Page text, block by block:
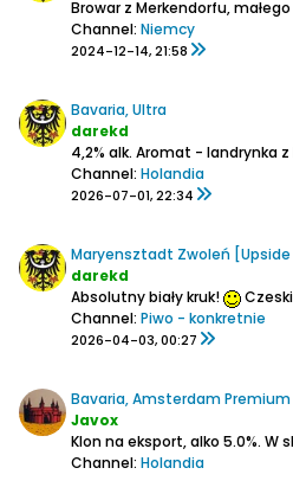
Channel: Niemcy
2024-12-14, 21:58
Bavaria, Ultra
darekd
4,2% alk. Aromat - landrynka z lekkim
Channel: Holandia
2026-07-01, 22:34
darekd
Absolutny biały kruk!
Czeski browar
Channel: Piwo - konkretnie
2026-04-03, 00:27
Bavaria, Amsterdam Premium
Javox
Klon na eksport, alko 5.0%. W
Channel: Holandia